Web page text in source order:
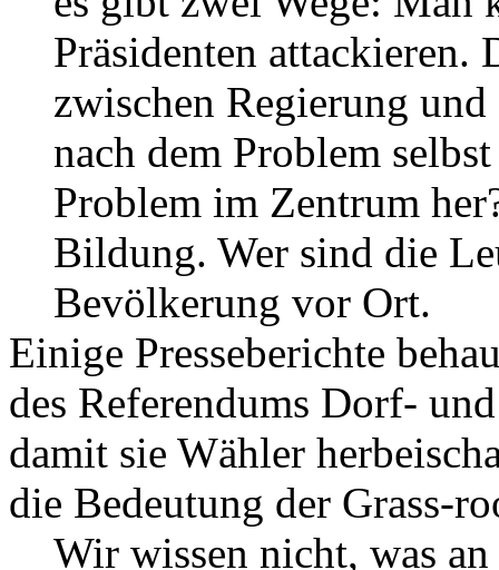
Präsidenten attackieren.
zwischen Regierung
nach dem Problem
Problem im Zentrum
Bildung. Wer sind die
Bevölkerung vor Ort.
Einige Presseberichte
des Referendums Dorf-
damit sie Wähler
die Bedeutung der Grass-
Wir wissen nicht, was